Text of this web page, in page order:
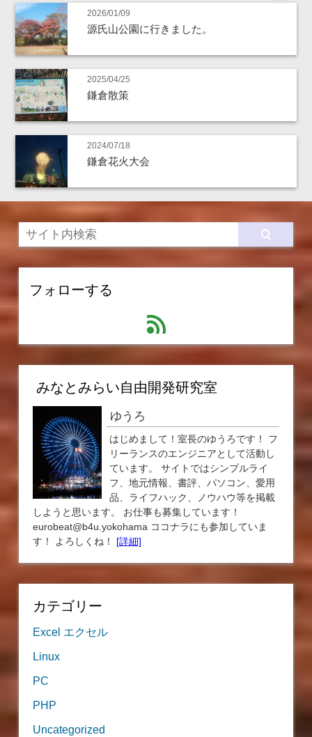
2026/01/09
源氏山公園に行きました。
2025/04/25
鎌倉散策
2024/07/18
鎌倉花火大会
フォローする
feed
みなとみらい自由開発研究室
ゆうろ
はじめまして！室長のゆうろです！ フ
リーランスのエンジニアとして活動し
ています。 サイトではシンプルライ
フ、地元情報、書評、パソコン、愛用
品、ライフハック、ノウハウ等を掲載
しようと思います。 お仕事も募集しています！
eurobeat@b4u.yokohama ココナラにも参加していま
す！ よろしくね！
[詳細]
カテゴリー
Excel エクセル
Linux
PC
PHP
Uncategorized